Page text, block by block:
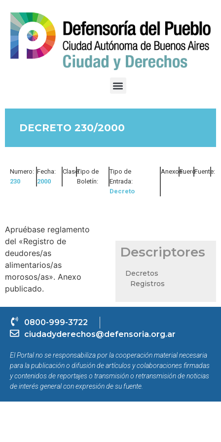
DECRETO 230/2000
Numero:
230
Fecha:
2000
Clase:Tipo de
Boletín:
Tipo de
Entrada:
Decreto
Anexos:Fuero:Fuente:
Apruébase reglamento
del «Registro de
deudores/as
alimentarios/as
morosos/as». Anexo
publicado.
Descriptores
Decretos
Registros
0800-999-3722
ciudadyderechos@defensoria.org.ar
El Portal no se responsabiliza por la cooperación material necesaria
para la publicación o difusión de artículos y colaboraciones firmadas
y contenidos de reportajes o transmisión o retransmisión de noticias
de interés general con expresión de su fuente.